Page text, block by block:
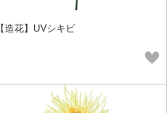
【造花】UVシキビ